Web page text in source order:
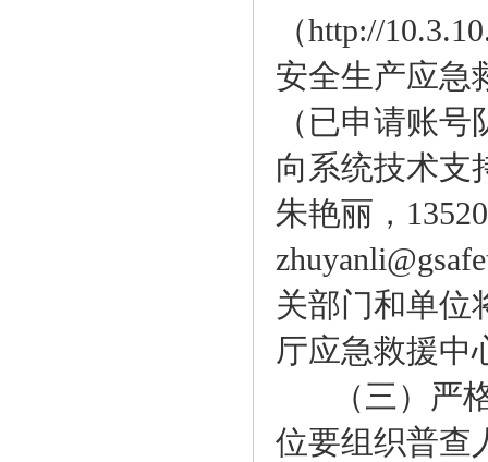
（http://
安全生产应急
（已申请账
向系统技术支
朱艳丽，
关部门和单位
厅应急救援中
（三）严
位要组织普查